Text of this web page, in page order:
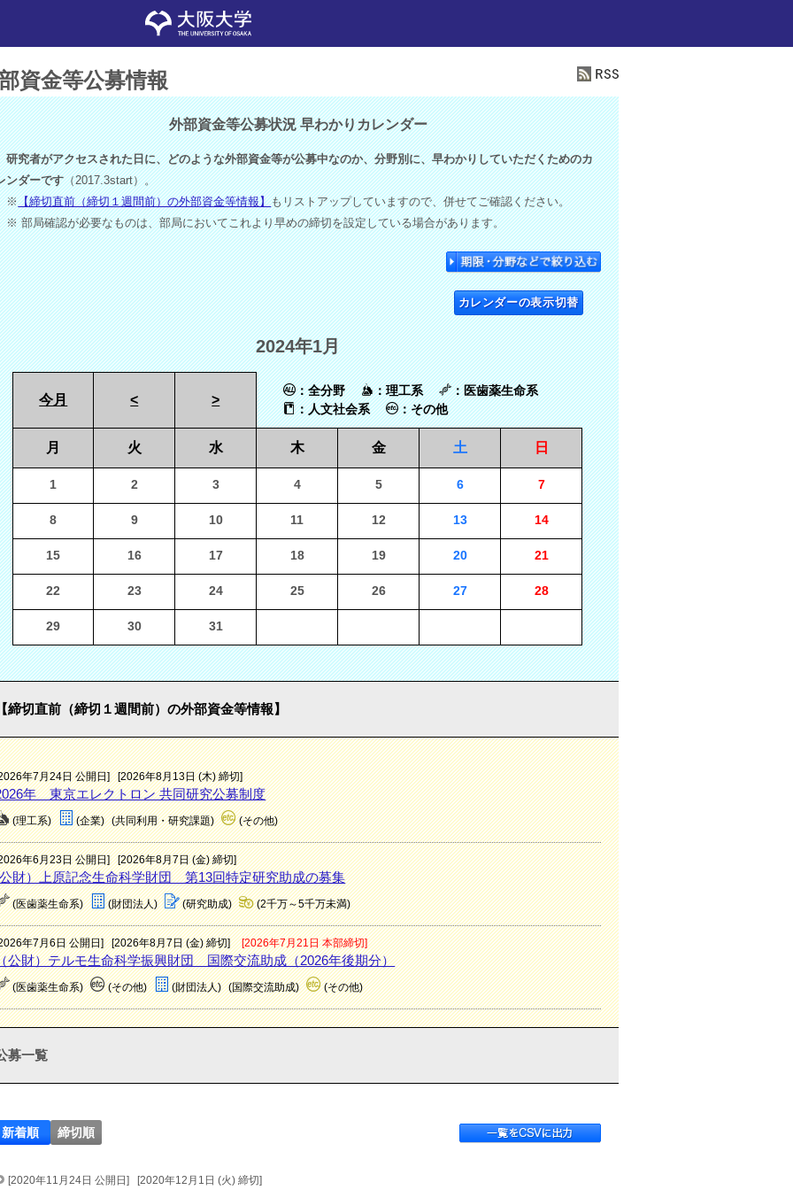
資金等公募情報
外部資金等公募状況 早わかりカレンダー
究者がアクセスされた日に、どのような外部資金等が公募中なのか、分野別に、早わかりしていただくためのカ
ンダーです（2017.3start）。
【締切直前（締切１週間前）の外部資金等情報】もリストアップしていますので、併せてご確認ください。
部局確認が必要なものは、部局においてこれより早めの締切を設定している場合があります。
カレンダーの表示切替
2024年1月
今月 < >
：全分野 ：理工系
：医歯薬生命系
：人文社会系
：その他
月 火 水 木 金 土 日
1 2 3 4 5 6 7
8 9 10 11 12 13 14
15 16 17 18 19 20 21
22 23 24 25 26 27 28
29 30 31
【締切直前（締切１週間前）の外部資金等情報】
年7月24日 公開日] [2026年8月13日 (木) 締切]
年 東京エレクトロン 共同研究公募制度
(理工系) (企業) (共同利用・研究課題) (その他)
年6月23日 公開日] [2026年8月7日 (金) 締切]
財）上原記念生命科学財団 第13回特定研究助成の募集
(医歯薬生命系) (財団法人) (研究助成) (2千万～5千万未満)
年7月6日 公開日] [2026年8月7日 (金) 締切] [2026年7月21日 本部締切]
公財）テルモ生命科学振興財団 国際交流助成（2026年後期分）
(医歯薬生命系) (その他) (財団法人) (国際交流助成) (その他)
募一覧
新着順 締切順
[2020年11月24日 公開日] [2020年12月1日 (火) 締切]